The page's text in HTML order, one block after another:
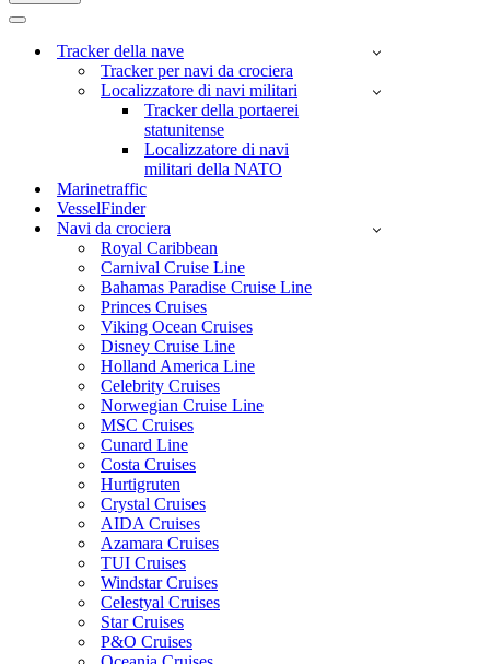
Menu
navigazioneTracker della nave
Tracker per navi da crociera
Localizzatore di navi militari
Tracker della portaerei
statunitense
Localizzatore di navi
militari della NATO
Marinetraffic
VesselFinder
Navi da crociera
Royal Caribbean
Carnival Cruise Line
Bahamas Paradise Cruise Line
Princes Cruises
Viking Ocean Cruises
Disney Cruise Line
Holland America Line
Celebrity Cruises
Norwegian Cruise Line
MSC Cruises
Cunard Line
Costa Cruises
Hurtigruten
Crystal Cruises
AIDA Cruises
Azamara Cruises
TUI Cruises
Windstar Cruises
Celestyal Cruises
Star Cruises
P&O Cruises